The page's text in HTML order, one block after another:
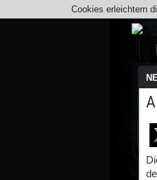
Cookies erleichtern